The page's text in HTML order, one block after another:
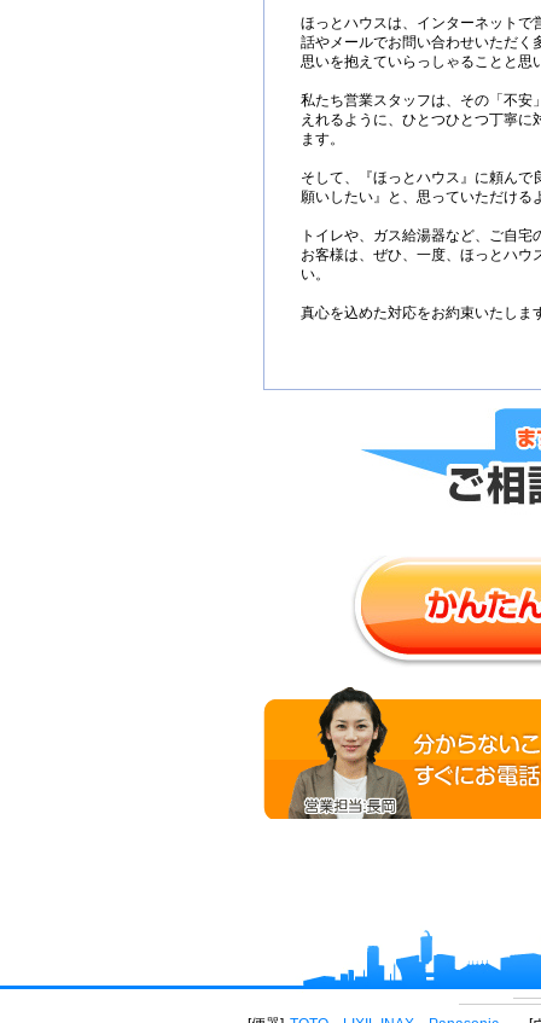
ほっとハウスは、インターネットで
話やメールでお問い合わせいただく
思いを抱えていらっしゃることと思
私たち営業スタッフは、その「不安
えれるように、ひとつひとつ丁寧に
ます。
そして、『ほっとハウス』に頼んで
願いしたい』と、思っていただける
トイレや、ガス給湯器など、ご自
お客様は、ぜひ、一度、ほっとハウ
い。
真心を込めた対応をお約束いたしま